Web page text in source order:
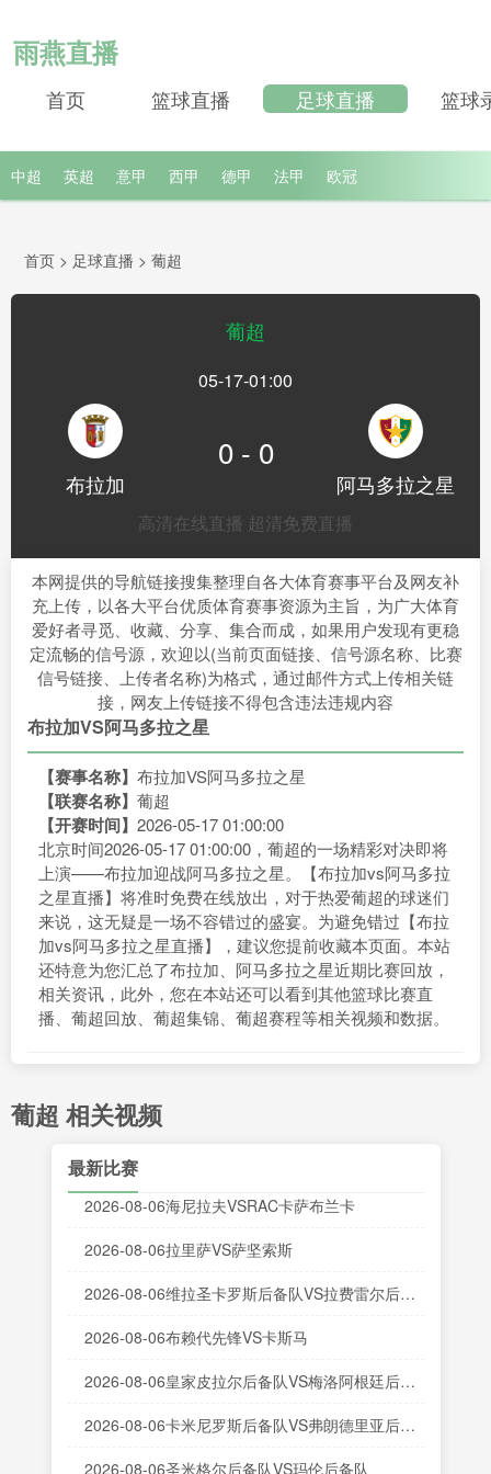
雨燕直播
首页 篮球直播 足球直播 篮球
中超 英超 意甲 西甲 德甲 法甲 欧冠
首页 > 足球直播 > 葡超
葡超
05-17-01:00
布拉加
0 - 0
阿马多拉之星
高清在线直播 超清免费直播
本网提供的导航链接搜集整理自各大体育赛事平台及网友补
充上传，以各大平台优质体育赛事资源为主旨，为广大体育
爱好者寻觅、收藏、分享、集合而成，如果用户发现有更稳
定流畅的信号源，欢迎以(当前页面链接、信号源名称、比赛
信号链接、上传者名称)为格式，通过邮件方式上传相关链
接，网友上传链接不得包含违法违规内容
布拉加VS阿马多拉之星
【赛事名称】 布拉加VS阿马多拉之星
【联赛名称】 葡超
【开赛时间】 2026-05-17 01:00:00
北京时间2026-05-17 01:00:00，葡超的一场精彩对决即将
上演——布拉加迎战阿马多拉之星。【布拉加vs阿马多拉
之星直播】将准时免费在线放出，对于热爱葡超的球迷们
来说，这无疑是一场不容错过的盛宴。为避免错过【布拉
加vs阿马多拉之星直播】，建议您提前收藏本页面。本站
还特意为您汇总了布拉加、阿马多拉之星近期比赛回放，
相关资讯，此外，您在本站还可以看到其他篮球比赛直
播、葡超回放、葡超集锦、葡超赛程等相关视频和数据。
葡超 相关视频
最新比赛
2026-08-06海尼拉夫VSRAC卡萨布兰卡
2026-08-06拉里萨VS萨坚索斯
2026-08-06维拉圣卡罗斯后备队VS拉费雷尔后备
2026-08-06布赖代先锋VS卡斯马
2026-08-06皇家皮拉尔后备队VS梅洛阿根廷后备
2026-08-06卡米尼罗斯后备队VS弗朗德里亚后备
2026-08-06圣米格尔后备队VS玛伦后备队